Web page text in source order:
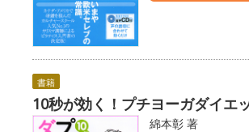
書籍
10秒が効く！プチヨーガダイエ
綿本彰 著